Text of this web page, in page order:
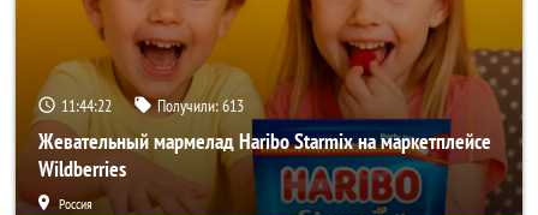
11:44:20 Получили:613
Жевательный мармелад Haribo Starmix на маркетплейсе
Wildberries
Россия